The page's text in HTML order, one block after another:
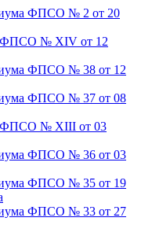
ФПСО № 2 от 20
ФПСО № XIV от 12
ФПСО № 38 от 12
ФПСО № 37 от 08
ФПСО № XIII от 03
ФПСО № 36 от 03
ФПСО № 35 от 19
ФПСО № 33 от 27